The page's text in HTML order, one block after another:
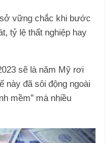
vững chắc khi bước
tỷ lệ thất nghiệp hay
sẽ là năm Mỹ rơi
này đã sôi động ngoài
mềm” mà nhiều